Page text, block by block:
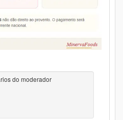
do moderador